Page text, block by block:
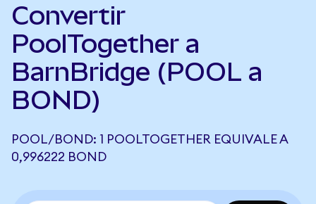
Convertir
PoolTogether a
BarnBridge (POOL a
BOND)
POOL/BOND: 1 POOLTOGETHER EQUIVALE A
0,996222 BOND